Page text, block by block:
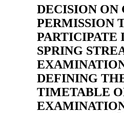
DECISION ON
PERMISSION
PARTICIPATE
SPRING
DEFINING
TIMETABLE